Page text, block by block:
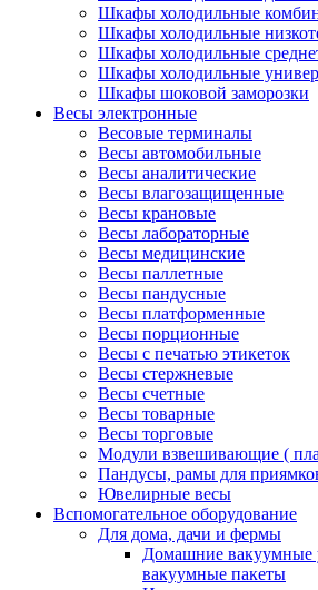
Шкафы холодильные
Шкафы холодильные
Шкафы холодильные
Шкафы холодильные
Шкафы шоковой заморозки
Весы электронные
Весовые терминалы
Весы автомобильные
Весы аналитические
Весы влагозащищенные
Весы крановые
Весы лабораторные
Весы медицинские
Весы паллетные
Весы пандусные
Весы платформенные
Весы порционные
Весы с печатью этикеток
Весы стержневые
Весы счетные
Весы товарные
Весы торговые
Модули взвешивающие (
Пандусы, рамы для
Ювелирные весы
Вспомогательное оборудование
Для дома, дачи и фермы
Домашние вакуумные
вакуумные пакеты